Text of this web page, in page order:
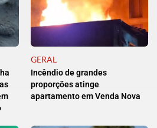
GERAL
Incêndio de grandes
proporções atinge
apartamento em Venda Nova